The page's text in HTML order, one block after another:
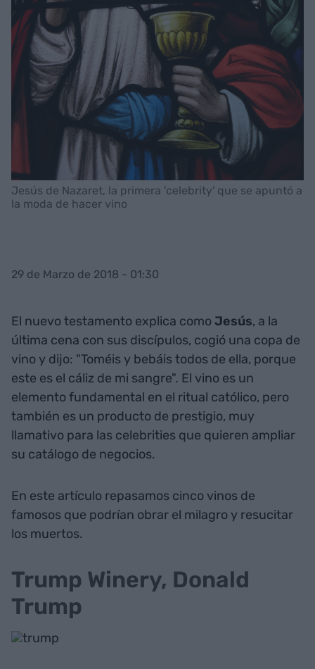
Jesús de Nazaret, la primera 'celebrity' que se apuntó a
la moda de hacer vino
29 de Marzo de 2018 - 01:30
El nuevo testamento explica comoJesús, a la
última cena con sus discípulos, cogió una copa de
vino y dijo: "Toméis y bebáis todos de ella, porque
este es el cáliz de mi sangre". El vino es un
elemento fundamental en el ritual católico, pero
también es un producto de prestigio, muy
llamativo para las celebrities que quieren ampliar
su catálogo de negocios.
En este artículo repasamos cinco vinos de
famosos que podrían obrar el milagro y resucitar
los muertos.
Trump Winery, Donald
Trump